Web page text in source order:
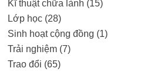
Kĩ thuật chữa lành (15)
Lớp học(28)
Sinh hoạt cộng đồng (1)
Trải nghiệm(7)
Trao đổi (65)